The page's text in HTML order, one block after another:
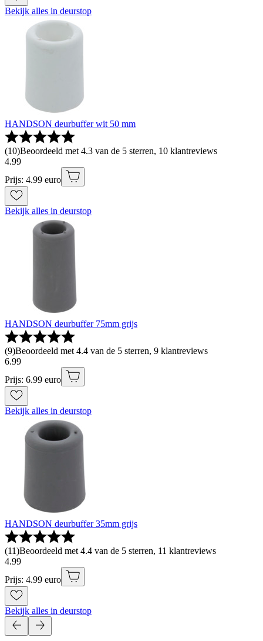
Bekijk alles in deurstop
HANDSON deurbuffer wit 50 mm
(10)Beoordeeld met 4.3 van de 5 sterren, 10 klantreviews
4.99
Prijs: 4.99 euro
Bekijk alles in deurstop
HANDSON deurbuffer 75mm grijs
(9)Beoordeeld met 4.4 van de 5 sterren, 9 klantreviews
6.99
Prijs: 6.99 euro
Bekijk alles in deurstop
HANDSON deurbuffer 35mm grijs
(11)Beoordeeld met 4.4 van de 5 sterren, 11 klantreviews
4.99
Prijs: 4.99 euro
Bekijk alles in deurstop